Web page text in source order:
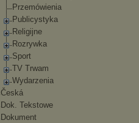
Przemówienia
Publicystyka
Religijne
Rozrywka
Sport
TV Trwam
Wydarzenia
Česká
Dok. Tekstowe
Dokument